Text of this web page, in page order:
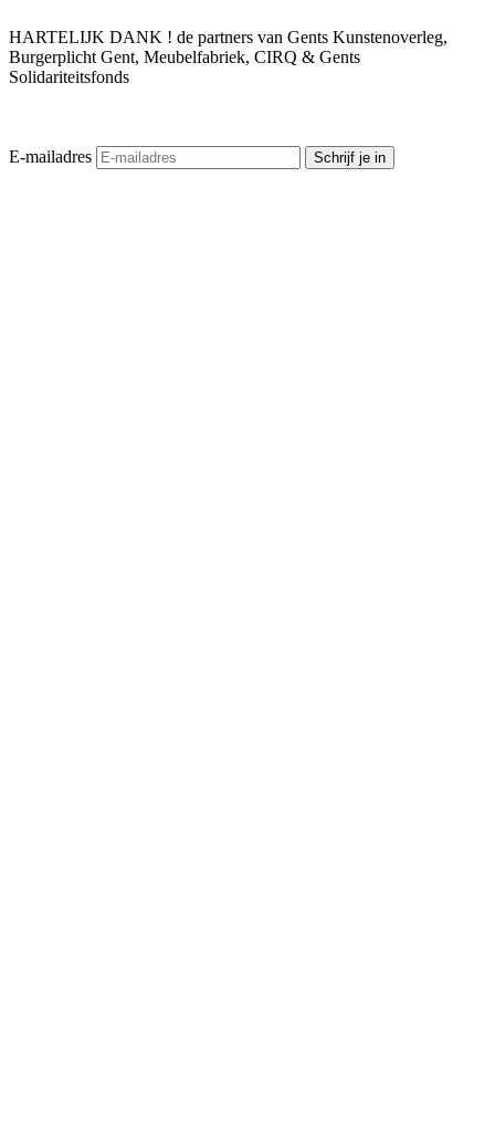
HARTELIJK DANK ! de partners van Gents Kunstenoverleg,
Burgerplicht Gent, Meubelfabriek, CIRQ & Gents
Solidariteitsfonds
E-mailadres